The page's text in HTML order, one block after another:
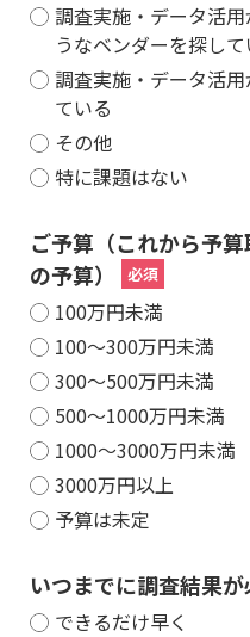
調査実施・データ活
うなベンダーを探して
調査実施・データ活
ている
その他
特に課題はない
ご予算（これから予
の予算）
100万円未満
100～300万円未満
300～500万円未満
500～1000万円未満
1000～3000万円未満
3000万円以上
予算は未定
いつまでに調査結果
できるだけ早く